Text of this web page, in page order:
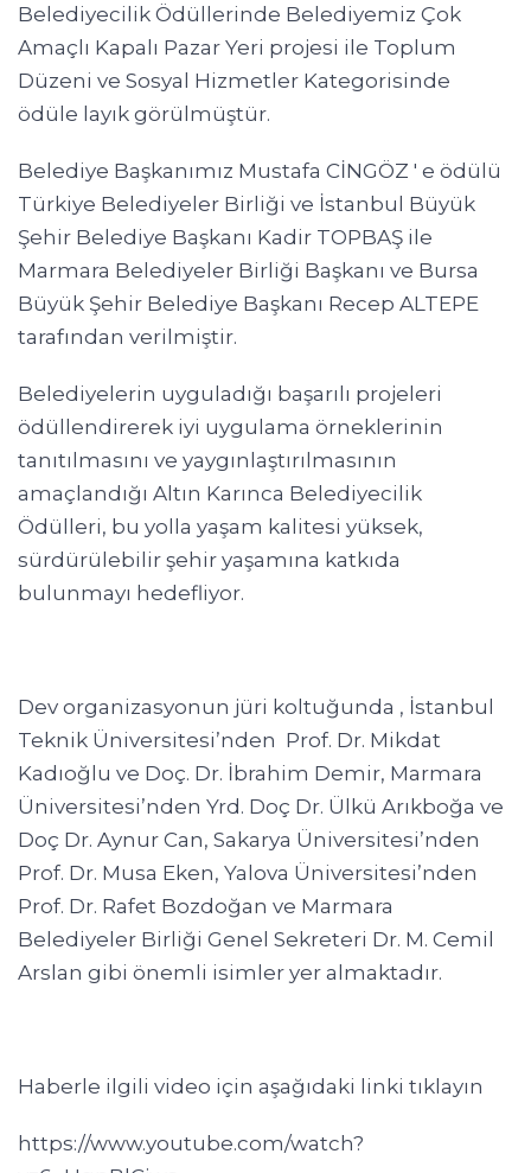
Belediyecilik Ödüllerinde Belediyemiz Çok
Amaçlı Kapalı Pazar Yeri projesi ile Toplum
Düzeni ve Sosyal Hizmetler Kategorisinde
ödüle layık görülmüştür.
Belediye Başkanımız Mustafa CİNGÖZ ' e ödülü
Türkiye Belediyeler Birliği ve İstanbul Büyük
Şehir Belediye Başkanı Kadir TOPBAŞ ile
Marmara Belediyeler Birliği Başkanı ve Bursa
Büyük Şehir Belediye Başkanı Recep ALTEPE
tarafından verilmiştir.
Belediyelerin uyguladığı başarılı projeleri
ödüllendirerek iyi uygulama örneklerinin
tanıtılmasını ve yaygınlaştırılmasının
amaçlandığı Altın Karınca Belediyecilik
Ödülleri, bu yolla yaşam kalitesi yüksek,
sürdürülebilir şehir yaşamına katkıda
bulunmayı hedefliyor.
Dev organizasyonun jüri koltuğunda , İstanbul
Teknik Üniversitesi’nden Prof. Dr. Mikdat
Kadıoğlu ve Doç. Dr. İbrahim Demir, Marmara
Üniversitesi’nden Yrd. Doç Dr. Ülkü Arıkboğa ve
Doç Dr. Aynur Can, Sakarya Üniversitesi’nden
Prof. Dr. Musa Eken, Yalova Üniversitesi’nden
Prof. Dr. Rafet Bozdoğan ve Marmara
Belediyeler Birliği Genel Sekreteri Dr. M. Cemil
Arslan gibi önemli isimler yer almaktadır.
Haberle ilgili video için aşağıdaki linki tıklayın
https://www.youtube.com/watch?